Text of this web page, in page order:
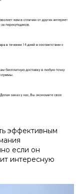
эффективным
если он
интересную